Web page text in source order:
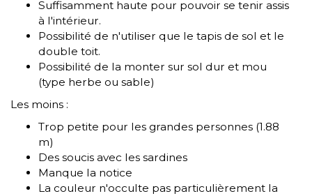
Suffisamment haute pour pouvoir se tenir assis
à l'intérieur.
Possibilité de n'utiliser que le tapis de sol et le
double toit.
Possibilité de la monter sur sol dur et mou
(type herbe ou sable)
Les moins :
Trop petite pour les grandes personnes (1.88
m)
Des soucis avec les sardines
Manque la notice
La couleur n'occulte pas particulièrement la